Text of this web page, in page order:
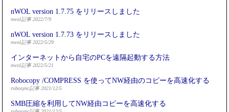
nWOL version 1.7.75 をリリースしました
nwol記事 2022/7/9
nWOL version 1.7.73 をリリースしました
nwol記事 2022/5/29
インターネットから自宅のPCを遠隔起動する方法
nwol記事 2022/5/21
Robocopy /COMPRESS を使ってNW経由のコピーを高速化する
robosync記事 2021/12/5
SMB圧縮を利用してNW経由コピーを高速化する